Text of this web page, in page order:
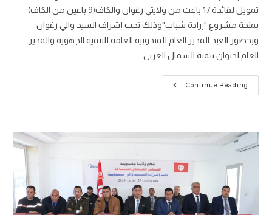
تمويل لفائدة 17 باعث من ولايتي زغوان والكاف(9 باعين من الكاف)
بمنحة مشروع "إرادة شباب"وذلك تحت إشراف السيد والي زغوان
وبحضور العبد المدير العام للمندوبية العامة للتنمية الجهوية والمدير
العام لديوان تنمية الشمال الغربي
Continue Readingفي
إطار